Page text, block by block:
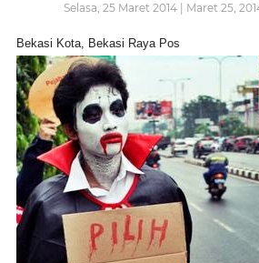
Selasa, 25 Maret 2014 | Maret 25,
Bekasi Kota, Bekasi Raya Pos